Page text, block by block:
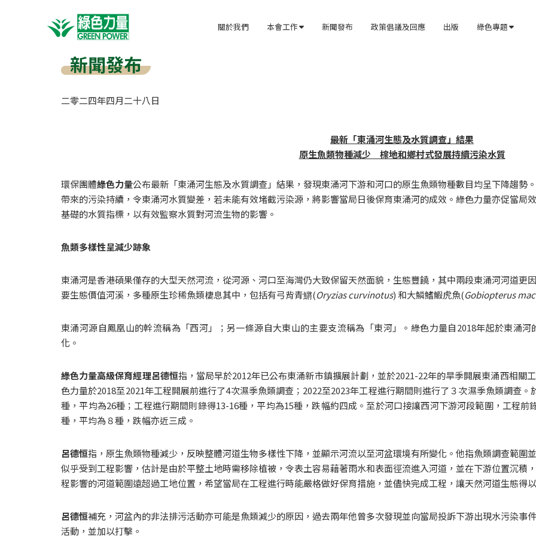
關於我們 本會工作  新聞發布 政策倡議及回應 出版 綠色專題 
新聞發布
二零二四年四月二十八日
最新「東涌河生態及水質調查」結果
原生魚類物種減少　棕地和鄉村式發展持續污染水質
環保團體綠色力量公布最新「東涌河生態及水質調查」結果，發現東涌河下游和河口的原生魚類物種數目均呈下降趨勢
帶來的污染持續，令東涌河水質變差，若未能有效堵截污染源，將影響當局日後保育東涌河的成效。綠色力量亦促當局
基礎的水質指標，以有效監察水質對河流生物的影響。
魚類多樣性呈減少跡象
東涌河是香港碩果僅存的大型天然河流，從河源、河口至海灣仍大致保留天然面貌，生態豐饒，其中兩段東涌河河道更
要生態價值河溪，多種原生珍稀魚類棲息其中，包括有弓背青鱂(Oryzias curvinotus) 和大鱗鰭鰕虎魚(Gobiopterus
東涌河源自鳳凰山的幹流稱為「西河」；另一條源自大東山的主要支流稱為「東河」。綠色力量自2018年起於東涌
化。
綠色力量高級保育經理呂德恒指，當局早於2012年已公布東涌新市鎮擴展計劃，並於2021-22年的旱季開展東涌西相關
色力量於2018至2021年工程開展前進行了4次濕季魚類調查；2022至2023年工程進行期間則進行了３次濕季魚類調查
種，平均為26種；工程進行期間則錄得13-16種，平均為15種，跌幅約四成。至於河口接讓西河下游河段範圍，工程
種，平均為８種，跌幅亦近三成。
呂德恒指，原生魚類物種減少，反映整體河道生物多樣性下降，並顯示河流以至河盆環境有所變化。他指魚類調查範圍
似乎受到工程影響，估計是由於平整土地時需移除植被，令表土容易藉著雨水和表面徑流進入河道，並在下游位置沉積
程影響的河道範圍遠超過工地位置，希望當局在工程進行時能嚴格做好保育措施，並儘快完成工程，讓天然河道生態得
呂德恒補充，河盆內的非法排污活動亦可能是魚類減少的原因，過去兩年他曾多次發現並向當局投訴下游出現水污染事
活動，並加以打擊。